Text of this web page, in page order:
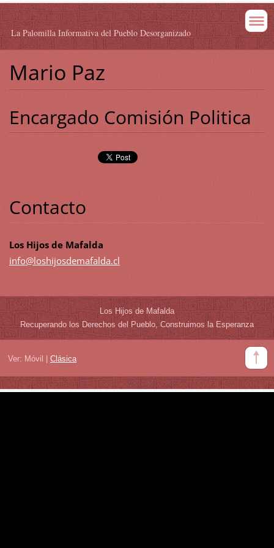
La Palomilla Informativa del Pueblo Desorganizado
Mario Paz
Encargado Comisión Politica
Contacto
Los Hijos de Mafalda
info@loshijosdemafalda.cl
Los Hijos de Mafalda
Recuperando los Derechos del Pueblo, Construimos la Esperanza
Ver: Móvil | Clásica